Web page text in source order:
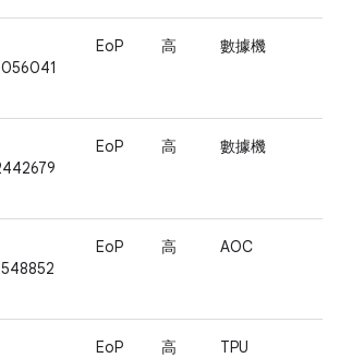
EoP 高 數據機
EoP 高 數據機
EoP 高 AOC
EoP 高 TPU